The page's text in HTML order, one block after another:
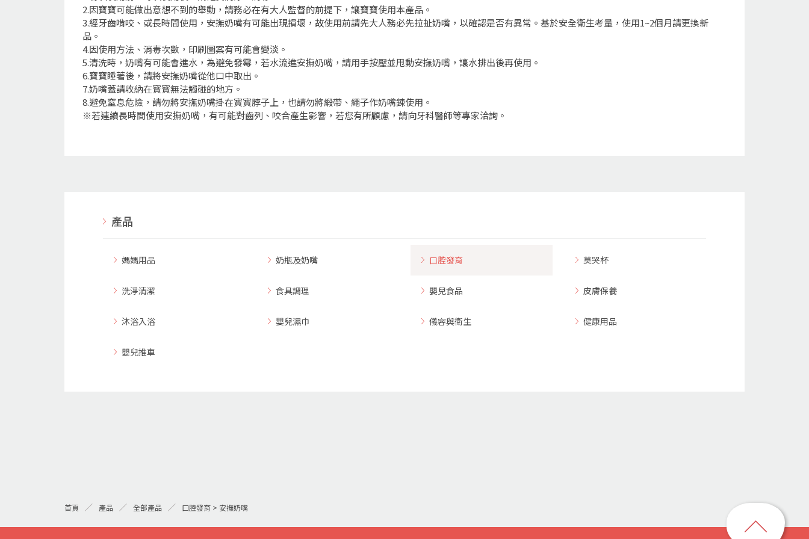
2.因寶寶可能做出意想不到的舉動，請務必在有大人監督的前提下，讓寶寶使用本產品。
3.經牙齒啃咬、或長時間使用，安撫奶嘴有可能出現損壞，故使用前請先大人務必先拉扯奶嘴，以確認是否有異常。基於安全衛生考量，使用1~2個月請更換新
品。
4.因使用方法、消毒次數，印刷圖案有可能會變淡。
5.清洗時，奶嘴有可能會進水，為避免發霉，若水流進安撫奶嘴，請用手按壓並甩動安撫奶嘴，讓水排出後再使用。
6.寶寶睡著後，請將安撫奶嘴從他口中取出。
7.奶嘴蓋請收納在寳寳無法觸碰的地方。
8.避免窒息危險，請勿將安撫奶嘴掛在寳寳脖子上，也請勿將緞帶、繩子作奶嘴鍊使用。
※若連續長時間使用安撫奶嘴，有可能對齒列、咬合產生影響，若您有所顧慮，請向牙科醫師等專家洽詢。
產品
媽媽用品 奶瓶及奶嘴 口腔發育 莫哭杯
洗淨清潔 食具調理 嬰兒食品 皮膚保養
沐浴入浴 嬰兒濕巾 儀容與衛生 健康用品
嬰兒推車
首頁 產品 全部產品 口腔發育 > 安撫奶嘴
回
到